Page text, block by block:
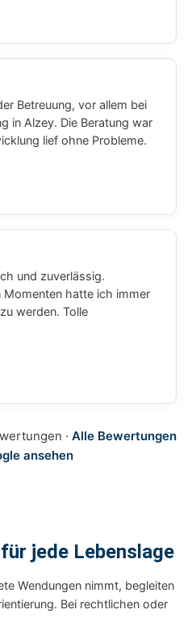
Betreuung, vor allem bei
in Alzey. Die Beratung war
lief ohne Probleme.
und zuverlässig.
Momenten hatte ich immer
werden. Tolle
· Alle Bewertungen
ansehen
jede Lebenslage
Wendungen nimmt, begleiten
Bei rechtlichen oder